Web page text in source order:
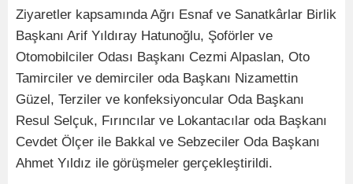
Ziyaretler kapsamında Ağrı Esnaf ve Sanatkârlar Birlik
Başkanı Arif Yıldıray Hatunoğlu, Şoförler ve
Otomobilciler Odası Başkanı Cezmi Alpaslan, Oto
Tamirciler ve demirciler oda Başkanı Nizamettin
Güzel, Terziler ve konfeksiyoncular Oda Başkanı
Resul Selçuk, Fırıncılar ve Lokantacılar oda Başkanı
Cevdet Ölçer ile Bakkal ve Sebzeciler Oda Başkanı
Ahmet Yıldız ile görüşmeler gerçekleştirildi.